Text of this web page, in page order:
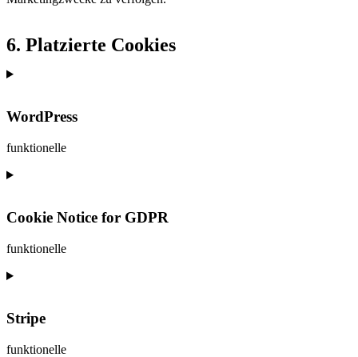
6. Platzierte Cookies
WordPress
funktionelle
Consent
wordpress
Cookie Notice for GDPR
funktionelle
Consent
cookie-
for-
Stripe
funktionelle